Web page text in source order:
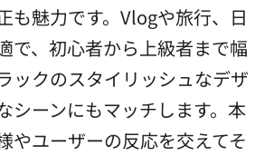
も魅力です。Vlogや旅行、日
で、初心者から上級者まで幅
ックのスタイリッシュなデザ
シーンにもマッチします。本
やユーザーの反応を交えてそ